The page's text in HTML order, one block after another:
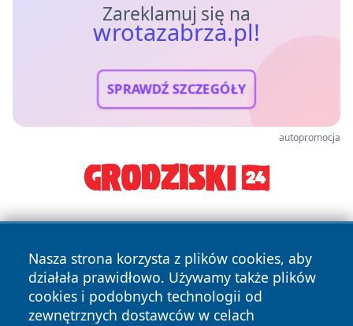
Zareklamuj się na
wrotazabrza.pl!
SPRAWDŹ SZCZEGÓŁY
autopromocja
Nasza strona korzysta z plików cookies, aby
działała prawidłowo. Używamy także plików
cookies i podobnych technologii od
zewnętrznych dostawców w celach
Copyright © 2026 wrotazabrza.pl Wszystkie prawa